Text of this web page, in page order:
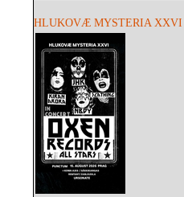
HLUKOVÆ MYSTERIA XXVI